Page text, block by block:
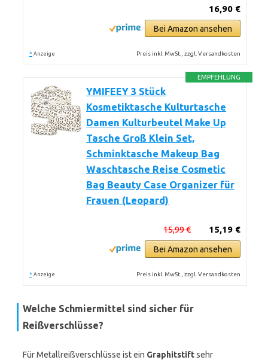
16,90 €
Bei Amazon ansehen
* Anzeige Preis inkl. MwSt., zzgl. Versandkosten
EMPFEHLUNG
YMIFEEY 3 Stück
Kosmetiktasche Kulturtasche
Damen Kulturbeutel Make Up
Tasche Groß Klein Set,
Schminktasche Makeup Bag
Waschtasche Reise Cosmetic
Bag Beauty Case Organizer für
Frauen (Leopard)
15,19 €
15,99 €
Bei Amazon ansehen
* Anzeige Preis inkl. MwSt., zzgl. Versandkosten
Welche Schmiermittel sind sicher für
Reißverschlüsse?
Für Metallreißverschlüsse ist ein Graphitstiftsehr